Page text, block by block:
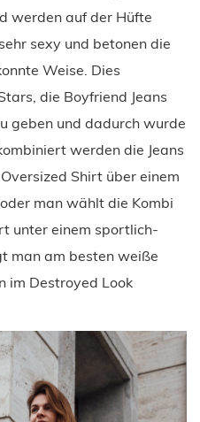
werden auf der Hüfte
sexy und betonen die
Weise. Dies
die Boyfriend Jeans
geben und dadurch wurde
werden die Jeans
Shirt über einem
man wählt die Kombi
unter einem sportlich-
man am besten weiße
im Destroyed Look